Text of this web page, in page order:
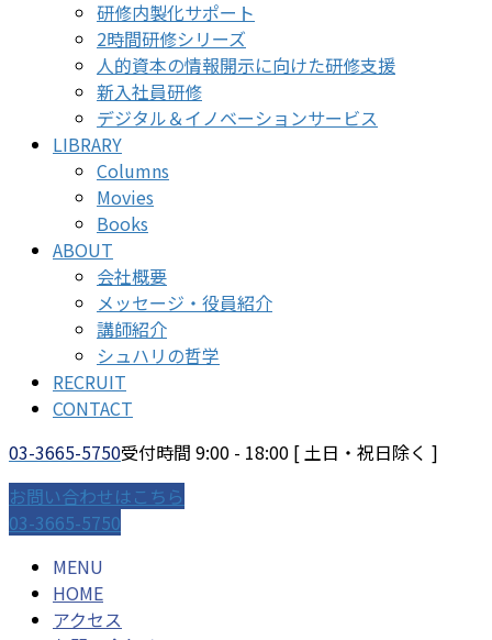
研修内製化サポート
2時間研修シリーズ
人的資本の情報開示に向けた研修支援
新入社員研修
デジタル＆イノベーションサービス
LIBRARY
Columns
Movies
Books
ABOUT
会社概要
メッセージ・役員紹介
講師紹介
シュハリの哲学
RECRUIT
CONTACT
03-3665-5750受付時間 9:00 - 18:00 [ 土日・祝日除く ]
お問い合わせはこちら
03-3665-5750
MENU
HOME
アクセス